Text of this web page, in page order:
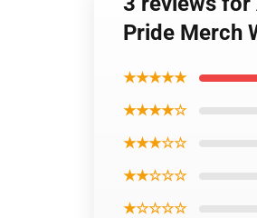
Pride Merch
★★★★★
★★★★☆
★★★☆☆
★★☆☆☆
★☆☆☆☆